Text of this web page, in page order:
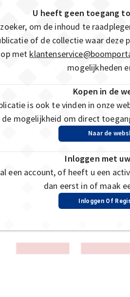
U heeft geen toegang
om de inhoud te
of de collectie waar deze
met
mogelijkheden
Kopen in de
is ook te vinden in onze
de mogelijkheid om direct
Naar de
Inloggen met
een account, of heeft u een
dan eerst in of maak
Inloggen Of